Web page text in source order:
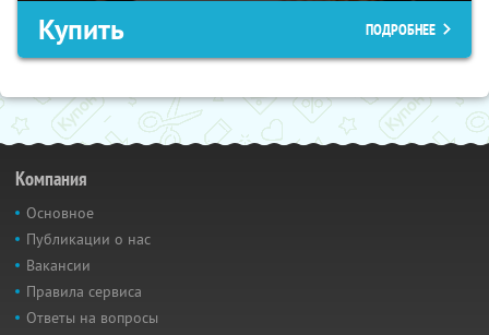
Купить ПОДРОБНЕЕ
Компания
Основное
Публикации о нас
Вакансии
Правила сервиса
Ответы на вопросы